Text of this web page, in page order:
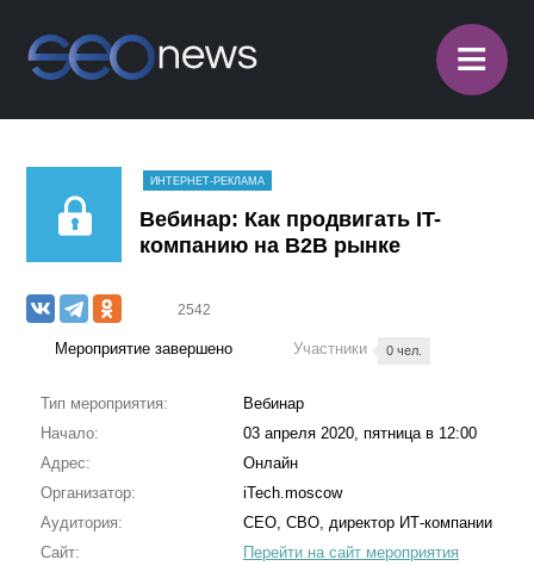
≡
ИНТЕРНЕТ-РЕКЛАМА
Вебинар: Как продвигать IT-
компанию на B2B рынке
2542
Мероприятие завершено Участники 0 чел.
Тип мероприятия:
Вебинар
Начало:
03 апреля 2020, пятница в 12:00
Адрес:
Онлайн
Организатор:
iTech.moscow
Аудитория:
CEO, CBO, директор ИТ-компании
Сайт:
Перейти на сайт мероприятия